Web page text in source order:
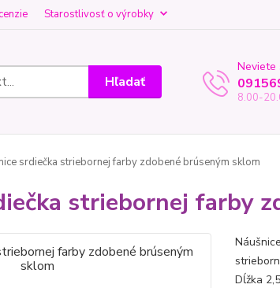
Starostlivosť o výrobky
Hľadať
Neviete
8.00-
srdiečka striebornej farby zdobené brúseným sklom
striebornej farby
Dĺžka